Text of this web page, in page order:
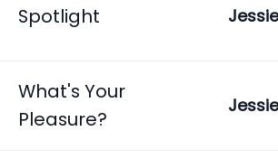
Spotlight
What's Your
Pleasure?